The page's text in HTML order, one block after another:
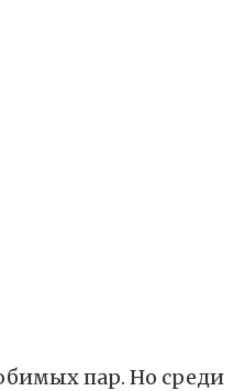
пар. Но среди